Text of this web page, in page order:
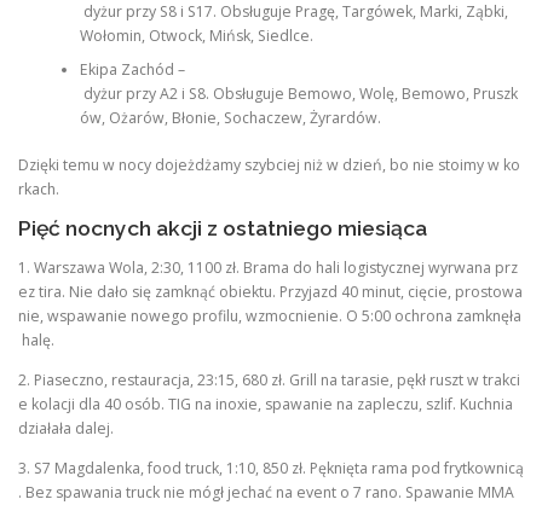
dyżur przy S8 i S17. Obsługuje Pragę, Targówek, Marki, Ząbki,
Wołomin, Otwock, Mińsk, Siedlce.
Ekipa Zachód –
dyżur przy A2 i S8. Obsługuje Bemowo, Wolę, Bemowo, Pruszk
ów, Ożarów, Błonie, Sochaczew, Żyrardów.
Dzięki temu w nocy dojeżdżamy szybciej niż w dzień, bo nie stoimy w ko
rkach.
Pięć nocnych akcji z ostatniego miesiąca
1. Warszawa Wola, 2:30, 1100 zł. Brama do hali logistycznej wyrwana prz
ez tira. Nie dało się zamknąć obiektu. Przyjazd 40 minut, cięcie, prostowa
nie, wspawanie nowego profilu, wzmocnienie. O 5:00 ochrona zamknęła
halę.
2. Piaseczno, restauracja, 23:15, 680 zł. Grill na tarasie, pękł ruszt w trakci
e kolacji dla 40 osób. TIG na inoxie, spawanie na zapleczu, szlif. Kuchnia
działała dalej.
3. S7 Magdalenka, food truck, 1:10, 850 zł. Pęknięta rama pod frytkownicą
. Bez spawania truck nie mógł jechać na event o 7 rano. Spawanie MMA